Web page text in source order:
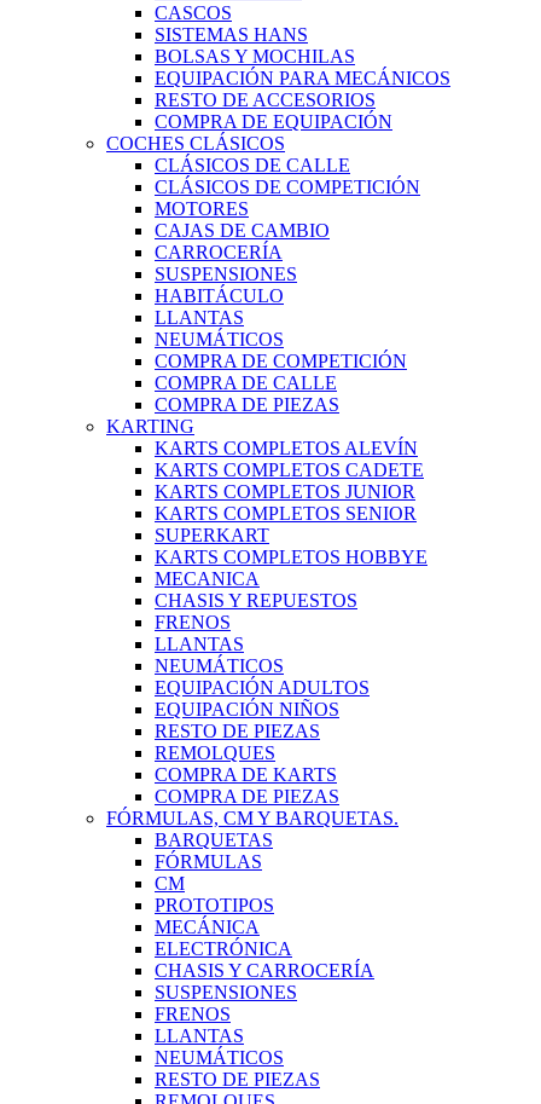
CASCOS
SISTEMAS HANS
BOLSAS Y MOCHILAS
EQUIPACIÓN PARA MECÁNICOS
RESTO DE ACCESORIOS
COMPRA DE EQUIPACIÓN
COCHES CLÁSICOS
CLÁSICOS DE CALLE
CLÁSICOS DE COMPETICIÓN
MOTORES
CAJAS DE CAMBIO
CARROCERÍA
SUSPENSIONES
HABITÁCULO
LLANTAS
NEUMÁTICOS
COMPRA DE COMPETICIÓN
COMPRA DE CALLE
COMPRA DE PIEZAS
KARTING
KARTS COMPLETOS ALEVÍN
KARTS COMPLETOS CADETE
KARTS COMPLETOS JUNIOR
KARTS COMPLETOS SENIOR
SUPERKART
KARTS COMPLETOS HOBBYE
MECANICA
CHASIS Y REPUESTOS
FRENOS
LLANTAS
NEUMÁTICOS
EQUIPACIÓN ADULTOS
EQUIPACIÓN NIÑOS
RESTO DE PIEZAS
REMOLQUES
COMPRA DE KARTS
COMPRA DE PIEZAS
FÓRMULAS, CM Y BARQUETAS.
BARQUETAS
FÓRMULAS
CM
PROTOTIPOS
MECÁNICA
ELECTRÓNICA
CHASIS Y CARROCERÍA
SUSPENSIONES
FRENOS
LLANTAS
NEUMÁTICOS
RESTO DE PIEZAS